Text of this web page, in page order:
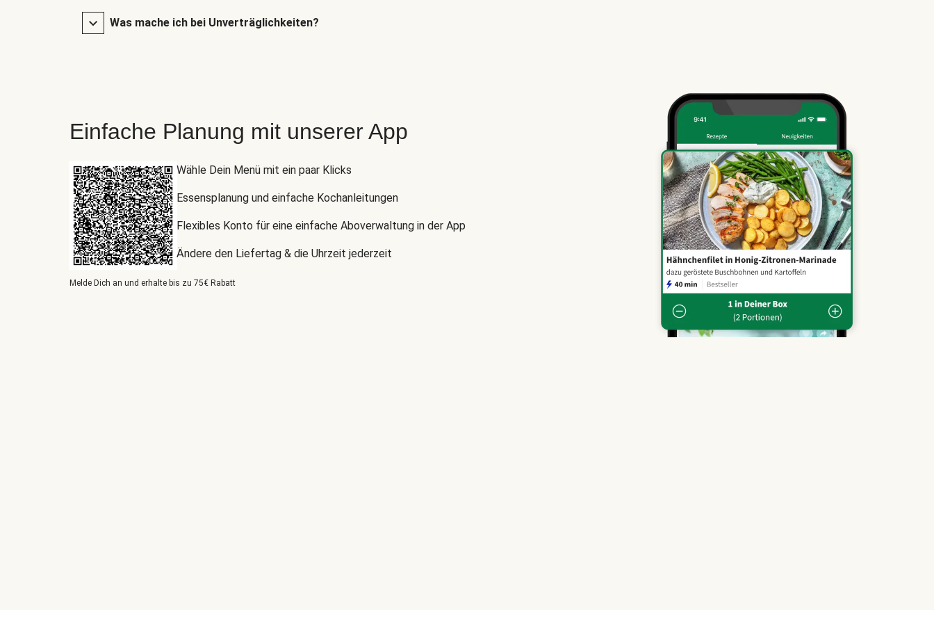
Was mache ich bei Unverträglichkeiten?
Einfache Planung mit unserer App
Wähle Dein Menü mit ein paar Klicks
Essensplanung und einfache Kochanleitungen
Flexibles Konto für eine einfache Aboverwaltung in der App
Ändere den Liefertag & die Uhrzeit jederzeit
Melde Dich an und erhalte bis zu 75€ Rabatt